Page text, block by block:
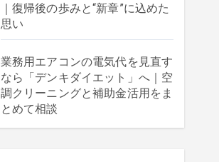
｜復帰後の歩みと“新章”に込めた
思い
業務用エアコンの電気代を見直す
なら「デンキダイエット」へ｜空
調クリーニングと補助金活用をま
とめて相談